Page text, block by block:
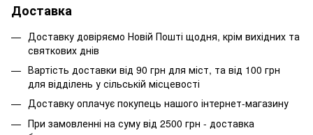
Доставка
Доставку довіряємо Новій Пошті щодня, крім вихідних та
святкових днів
Вартість доставки від 90 грн для міст, та від 100 грн
для відділень у сільській місцевості
Доставку оплачує покупець нашого інтернет-магазину
При замовленні на суму від 2500 грн - доставка